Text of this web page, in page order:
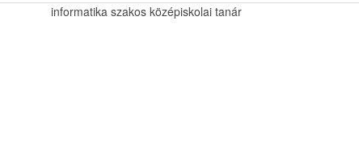
informatika szakos középiskolai tanár